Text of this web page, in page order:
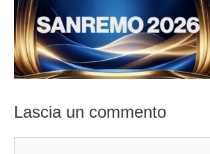
Lascia un commento